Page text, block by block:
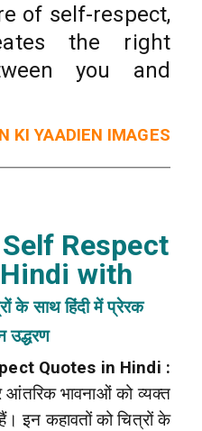
of self-respect,
the right
you and
KI YAADIEN IMAGES
Respect
with
के साथ हिंदी में प्रेरक
उद्धरण
Quotes in Hindi :
आंतरिक भावनाओं को व्यक्त
इन कहावतों को चित्रों के